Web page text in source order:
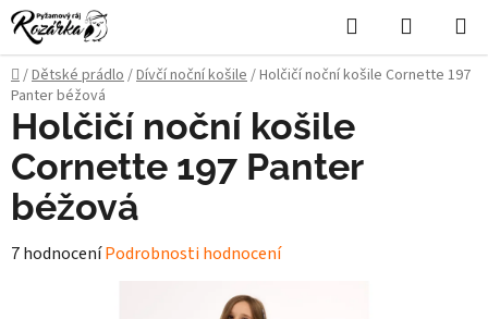
Přejít
na
obsah
Hledat
KOŠÍK
Domů
/Dětské prádlo/Dívčí noční košile/Holčičí noční košile Cornette 197
Panter béžová
Holčičí noční košile
Cornette 197 Panter
béžová
Průměrné
7 hodnoceníPodrobnosti hodnocení